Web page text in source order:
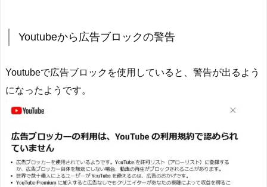
Youtubeから広告ブロックの警告
Youtubeで広告ブロックを使用していると、警告が出るよう
になったようです。